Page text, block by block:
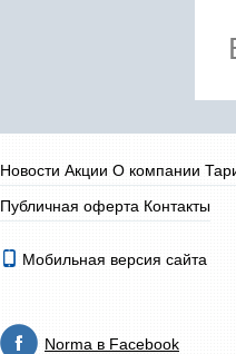
Новости Акции О компании
Публичная оферта Контакты
Мобильная версия сайта
Norma в Facebook